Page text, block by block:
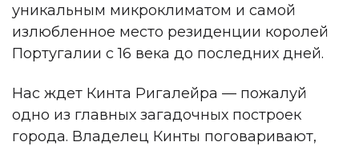
уникальным микроклиматом и самой
излюбленное место резиденции королей
Португалии с 16 века до последних дней.
Нас ждет Кинта Ригалейра — пожалуй
одно из главных загадочных построек
города. Владелец Кинты поговаривают,